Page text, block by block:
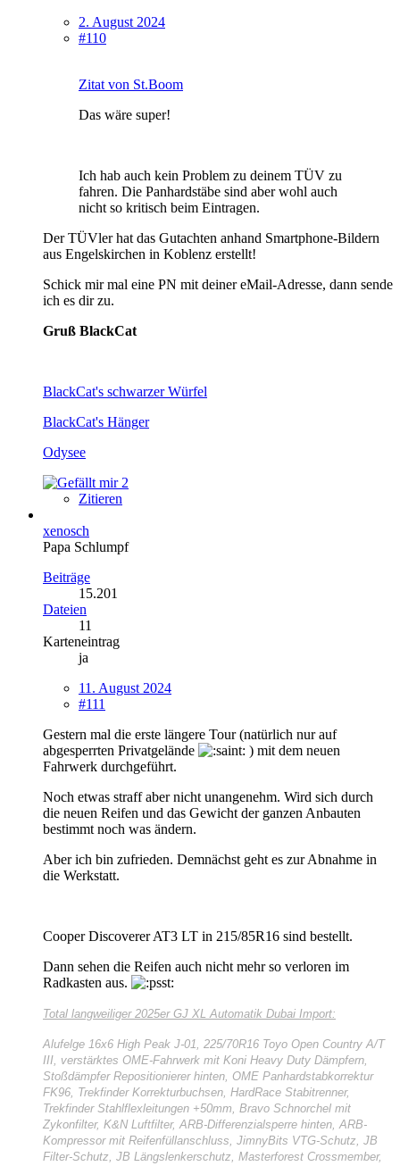
2. August 2024
#110
Zitat von St.Boom
Das wäre super!
Ich hab auch kein Problem zu deinem TÜV zu
fahren. Die Panhardstäbe sind aber wohl auch
nicht so kritisch beim Eintragen.
Der TÜVler hat das Gutachten anhand Smartphone-Bildern
aus Engelskirchen in Koblenz erstellt!
Schick mir mal eine PN mit deiner eMail-Adresse, dann sende
ich es dir zu.
Gruß BlackCat
BlackCat's schwarzer Würfel
BlackCat's Hänger
Odysee
2
Zitieren
xenosch
Papa Schlumpf
Beiträge
15.201
Dateien
11
Karteneintrag
ja
11. August 2024
#111
Gestern mal die erste längere Tour (natürlich nur auf
abgesperrten Privatgelände
) mit dem neuen
Fahrwerk durchgeführt.
Noch etwas straff aber nicht unangenehm. Wird sich durch
die neuen Reifen und das Gewicht der ganzen Anbauten
bestimmt noch was ändern.
Aber ich bin zufrieden. Demnächst geht es zur Abnahme in
die Werkstatt.
Cooper Discoverer AT3 LT in 215/85R16 sind bestellt.
Dann sehen die Reifen auch nicht mehr so verloren im
Radkasten aus.
Total langweiliger 2025er GJ XL Automatik Dubai Import:
Alufelge 16x6 High Peak J-01, 225/70R16 Toyo Open Country A/T
III, verstärktes OME-Fahrwerk mit Koni Heavy Duty Dämpfern,
Stoßdämpfer Repositionierer hinten, OME Panhardstabkorrektur
FK96, Trekfinder Korrekturbuchsen, HardRace Stabitrenner,
Trekfinder Stahlflexleitungen +50mm, Bravo Schnorchel mit
Zykonfilter, K&N Luftfilter, ARB-Differenzialsperre hinten, ARB-
Kompressor mit Reifenfüllanschluss, JimnyBits VTG-Schutz, JB
Filter-Schutz, JB Längslenkerschutz, Masterforest Crossmember,